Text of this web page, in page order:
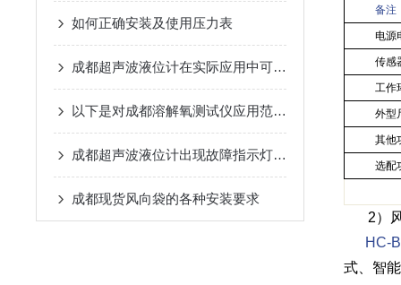
如何正确安装及使用压力表
成都超声波液位计在实际应用中可能会出现以下常见问题
以下是对成都溶解氧测试仪应用范围的详细归纳
成都超声波液位计出现故障指示灯常亮的情况主要有以下两种
成都现货风向袋的各种安装要求
备注
电源
传感
工作
外型
其他
选配
2）
HC-B
式、智